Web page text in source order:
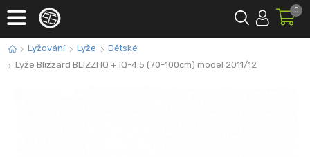
0
Lyžování Lyže
Dětské
Lyže Blizzard BLIZZI IQ + IQ-4.5 (70-100cm) model 2011/12